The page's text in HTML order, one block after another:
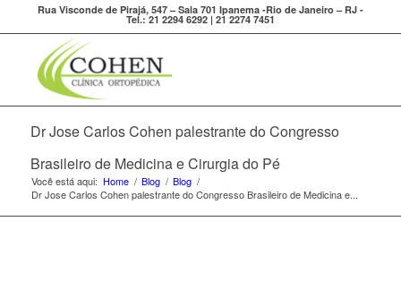
Rua Visconde de Pirajá, 547 – Sala 701 Ipanema -Rio de Janeiro – RJ -
Tel.: 21 2294 6292 | 21 2274 7451
Dr Jose Carlos Cohen palestrante do Congresso
Brasileiro de Medicina e Cirurgia do Pé
Você está aqui: Home / Blog / Blog /
Dr Jose Carlos Cohen palestrante do Congresso Brasileiro de Medicina e...